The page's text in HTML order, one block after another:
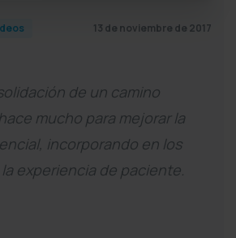
13 de noviembre de 2017
de un camino
mucho para mejorar la
incorporando en los
experiencia de paciente.